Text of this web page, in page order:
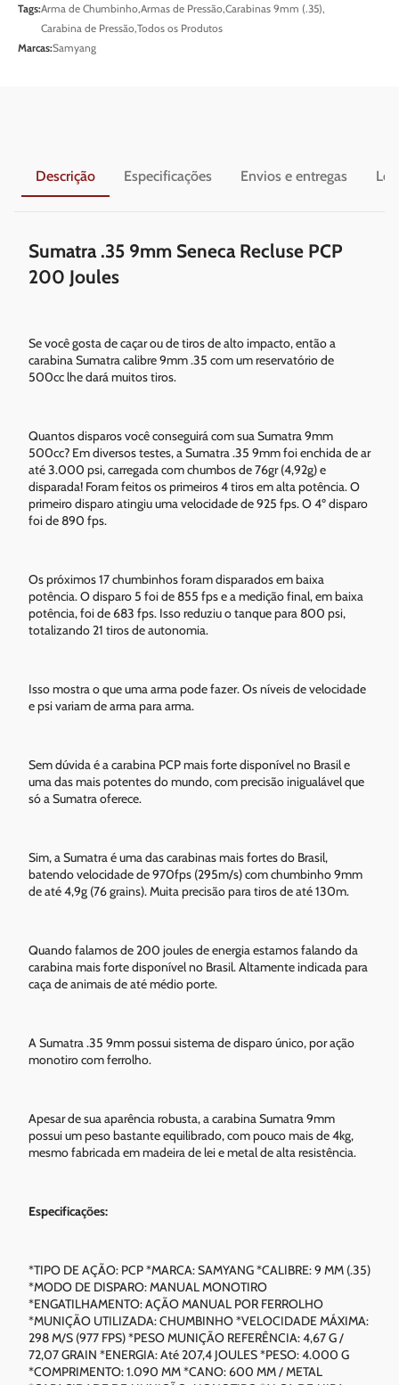
Tags:Arma de Chumbinho,Armas de Pressão,Carabinas 9mm (.35),
Carabina de Pressão,Todos os Produtos
Marcas:Samyang
Descrição Especificações Envios e entregas
Sumatra .35 9mm Seneca Recluse PCP
200 Joules
Se você gosta de caçar ou de tiros de alto impacto, então a
carabina Sumatra calibre 9mm .35 com um reservatório de
500cc lhe dará muitos tiros.
Quantos disparos você conseguirá com sua Sumatra 9mm
500cc? Em diversos testes, a Sumatra .35 9mm foi enchida de ar
até 3.000 psi, carregada com chumbos de 76gr (4,92g) e
disparada! Foram feitos os primeiros 4 tiros em alta potência. O
primeiro disparo atingiu uma velocidade de 925 fps. O 4º disparo
foi de 890 fps.
Os próximos 17 chumbinhos foram disparados em baixa
potência. O disparo 5 foi de 855 fps e a medição final, em baixa
potência, foi de 683 fps. Isso reduziu o tanque para 800 psi,
totalizando 21 tiros de autonomia.
Isso mostra o que uma arma pode fazer. Os níveis de velocidade
e psi variam de arma para arma.
Sem dúvida é a carabina PCP mais forte disponível no Brasil e
uma das mais potentes do mundo, com precisão inigualável que
só a Sumatra oferece.
Sim, a Sumatra é uma das carabinas mais fortes do Brasil,
batendo velocidade de 970fps (295m/s) com chumbinho 9mm
de até 4,9g (76 grains). Muita precisão para tiros de até 130m.
Quando falamos de 200 joules de energia estamos falando da
carabina mais forte disponível no Brasil. Altamente indicada para
caça de animais de até médio porte.
A Sumatra .35 9mm possui sistema de disparo único, por ação
monotiro com ferrolho.
Apesar de sua aparência robusta, a carabina Sumatra 9mm
possui um peso bastante equilibrado, com pouco mais de 4kg,
mesmo fabricada em madeira de lei e metal de alta resistência.
Especificações:
*TIPO DE AÇÃO: PCP *MARCA: SAMYANG *CALIBRE: 9 MM (.35)
*MODO DE DISPARO: MANUAL MONOTIRO
*ENGATILHAMENTO: AÇÃO MANUAL POR FERROLHO
*MUNIÇÃO UTILIZADA: CHUMBINHO *VELOCIDADE MÁXIMA:
298 M/S (977 FPS) *PESO MUNIÇÃO REFERÊNCIA: 4,67 G /
72,07 GRAIN *ENERGIA: Até 207,4 JOULES *PESO: 4.000 G
*COMPRIMENTO: 1.090 MM *CANO: 600 MM / METAL